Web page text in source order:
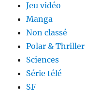
Jeu vidéo
Manga
Non classé
Polar & Thriller
Sciences
Série télé
SF